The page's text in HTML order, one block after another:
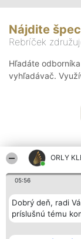
ORLY
05:56
Dobrý deň, radi
príslušnú tému
Nájdite
Rebríček
Hľadáte
vyhľadávač.
Organizátor
Bright Side Solutions sp.
o. sp. k.
Wrocław 50-079